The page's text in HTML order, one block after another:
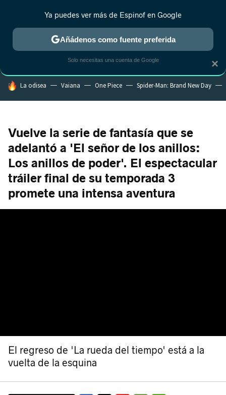
MENÚ NUEVO
ESTRENOS REALITY ANIME RANKINGS CINE
HOY SE HABLA DE
La odisea Vaiana One Piece Spider-Man: Brand New Day
Vuelve la serie de fantasía que se
adelantó a 'El señor de los anillos:
Los anillos de poder'. El espectacular
tráiler final de su temporada 3
promete una intensa aventura
El regreso de 'La rueda del tiempo' está a la
vuelta de la esquina
×
Ya puedes ver más de Espinof en Google
Añádenos como fuente preferida
Solo necesitas una cuenta de Google